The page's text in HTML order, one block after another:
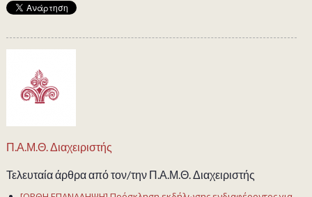
Π.Α.Μ.Θ. Διαχειριστής
Τελευταία άρθρα από τον/την Π.Α.Μ.Θ. Διαχειριστής